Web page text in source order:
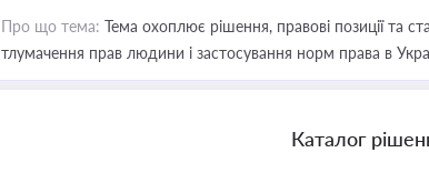
Про що тема: Тема охоплює рішення, правові позиції та
тлумачення прав людини і застосування норм права в
Каталог